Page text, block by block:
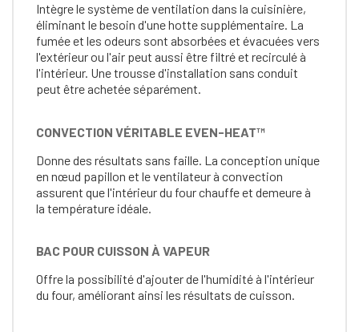
Intègre le système de ventilation dans la cuisinière,
éliminant le besoin d'une hotte supplémentaire. La
fumée et les odeurs sont absorbées et évacuées vers
l'extérieur ou l'air peut aussi être filtré et recirculé à
l'intérieur. Une trousse d'installation sans conduit
peut être achetée séparément.
CONVECTION VÉRITABLE EVEN-HEAT™
Donne des résultats sans faille. La conception unique
en nœud papillon et le ventilateur à convection
assurent que l'intérieur du four chauffe et demeure à
la température idéale.
BAC POUR CUISSON À VAPEUR
Offre la possibilité d'ajouter de l'humidité à l'intérieur
du four, améliorant ainsi les résultats de cuisson.